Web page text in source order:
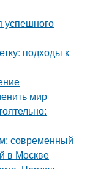
успешного
подходы к
мир
современный
в Москве